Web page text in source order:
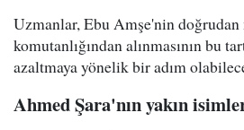
Uzmanlar, Ebu Amşe'nin
komutanlığından alınmasının bu
azaltmaya yönelik bir adım
Ahmed Şara'nın yakın